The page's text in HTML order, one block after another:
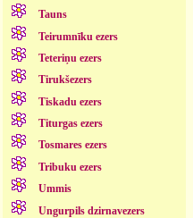
Tauns
Teirumnīku ezers
Teteriņu ezers
Tirukšezers
Tiskadu ezers
Titurgas ezers
Tosmares ezers
Tribuku ezers
Ummis
Ungurpils dzirnavezers